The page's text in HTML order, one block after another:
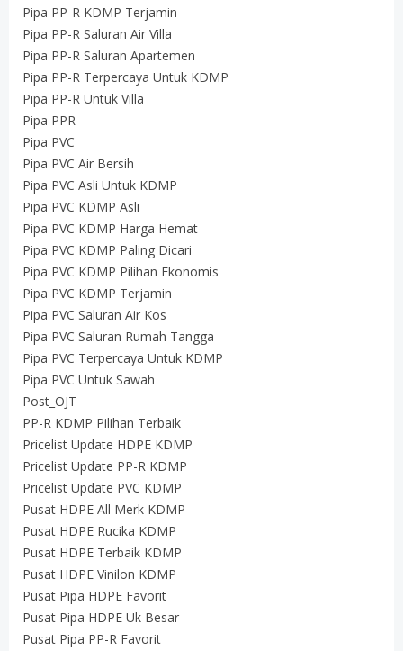
Pipa PP-R KDMP Terjamin
Pipa PP-R Saluran Air Villa
Pipa PP-R Saluran Apartemen
Pipa PP-R Terpercaya Untuk KDMP
Pipa PP-R Untuk Villa
Pipa PPR
Pipa PVC
Pipa PVC Air Bersih
Pipa PVC Asli Untuk KDMP
Pipa PVC KDMP Asli
Pipa PVC KDMP Harga Hemat
Pipa PVC KDMP Paling Dicari
Pipa PVC KDMP Pilihan Ekonomis
Pipa PVC KDMP Terjamin
Pipa PVC Saluran Air Kos
Pipa PVC Saluran Rumah Tangga
Pipa PVC Terpercaya Untuk KDMP
Pipa PVC Untuk Sawah
Post_OJT
PP-R KDMP Pilihan Terbaik
Pricelist Update HDPE KDMP
Pricelist Update PP-R KDMP
Pricelist Update PVC KDMP
Pusat HDPE All Merk KDMP
Pusat HDPE Rucika KDMP
Pusat HDPE Terbaik KDMP
Pusat HDPE Vinilon KDMP
Pusat Pipa HDPE Favorit
Pusat Pipa HDPE Uk Besar
Pusat Pipa PP-R Favorit